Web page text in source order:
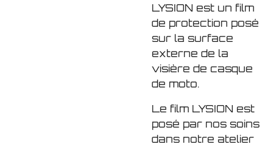
LYSION est un film
de protection posé
sur la surface
externe de la
visière de casque
de moto.
Le film LYSION est
posé par nos soins
dans notre atelier